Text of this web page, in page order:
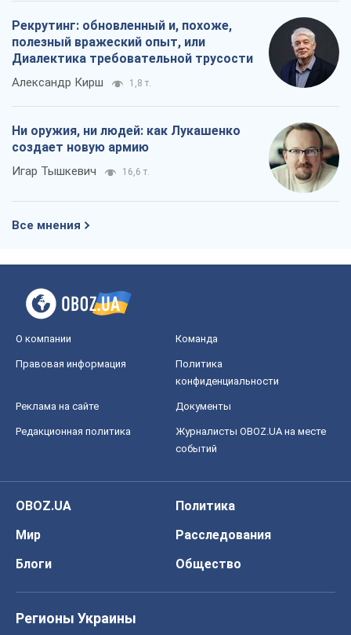
Рекрутинг: обновленный и, похоже,
полезный вражеский опыт, или
Диалектика требовательной трусости
Александр Кирш 1,8 т.
Ни оружия, ни людей: как Лукашенко
создает новую армию
Игар Тышкевич 16,6 т.
Все мнения
О компании Команда
Правовая информация
Политика
конфиденциальности
Реклама на сайте Документы
Редакционная политика
Журналисты OBOZ.UA на месте
событий
OBOZ.UA
Политика
Мир
Расследования
Блоги
Общество
Регионы Украины